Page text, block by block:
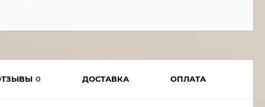
0 ДОСТАВКА ОПЛАТА